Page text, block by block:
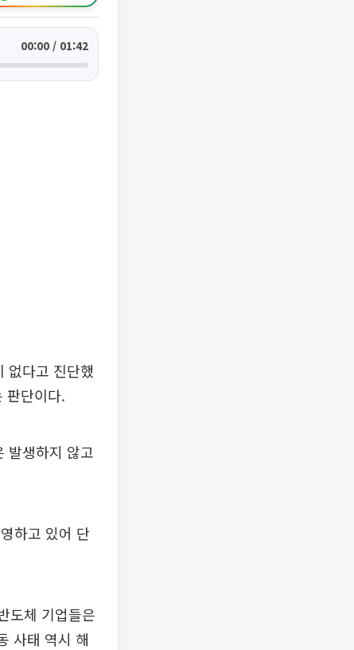
00:00 / 01:42
없다고 진단했
판단이다.
발생하지 않고
하고 있어 단
도체 기업들은
사태 역시 해